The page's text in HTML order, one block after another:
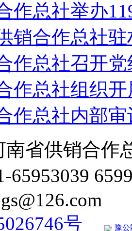
作总社举办
销合作总社
作总社召开
作总社组织
作总社内部
南省供销合作
65953039
号
豫公